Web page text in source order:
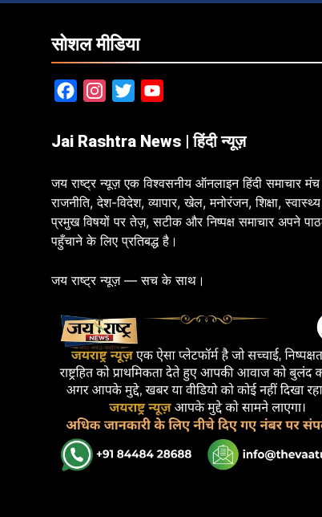
सोशल मीडिया
FacebookInstagram
Twitter
Jai Rashtra News | हिंदी न्यूज़
जय राष्ट्र न्यूज़ एक विश्वसनीय ऑनलाइन हिंदी समाचार
राजनीति, देश-विदेश, व्यापार, खेल, मनोरंजन, शिक्षा,
प्रमुख विषयों पर तेज़, सटीक और निष्पक्ष समाचार अपने
पहुँचाने के लिए प्रतिबद्ध है।
जय राष्ट्र न्यूज़ — सच के साथ।